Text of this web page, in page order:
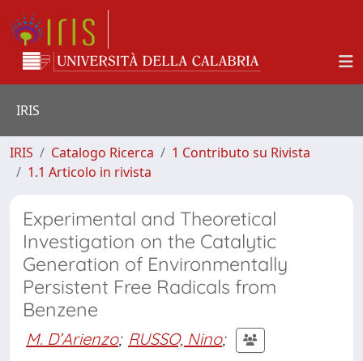
IRIS
IRIS Catalogo Ricerca
1 Contributo su Rivista
1.1 Articolo in rivista
Experimental and Theoretical
Investigation on the Catalytic
Generation of Environmentally
Persistent Free Radicals from
Benzene
M. D’Arienzo; RUSSO, Nino;